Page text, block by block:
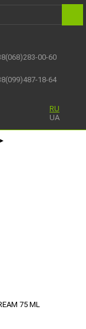
00-60
18-64
RU
UA
►